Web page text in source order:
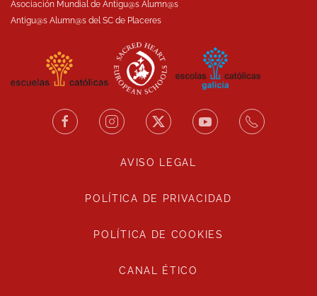
Asociación Mundial de Antigu@s Alumn@s
Antigu@s Alumn@s del SC de Placeres
AVISO LEGAL
POLÍTICA DE PRIVACIDAD
POLÍTICA DE COOKIES
CANAL ÉTICO